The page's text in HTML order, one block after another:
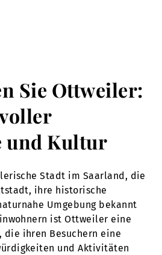
Sie Ottweiler:
und Kultur
Stadt im Saarland, die
ihre historische
Umgebung bekannt
ist Ottweiler eine
die ihren Besuchern eine
und Aktivitäten